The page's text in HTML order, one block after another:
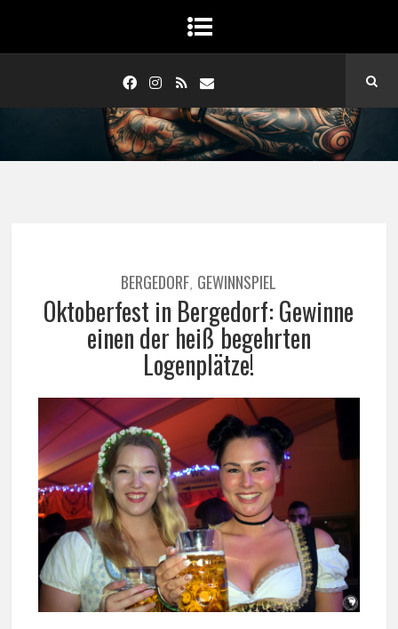
BERGEDORF, GEWINNSPIEL
Oktoberfest in Bergedorf: Gewinne
einen der heiß begehrten
Logenplätze!